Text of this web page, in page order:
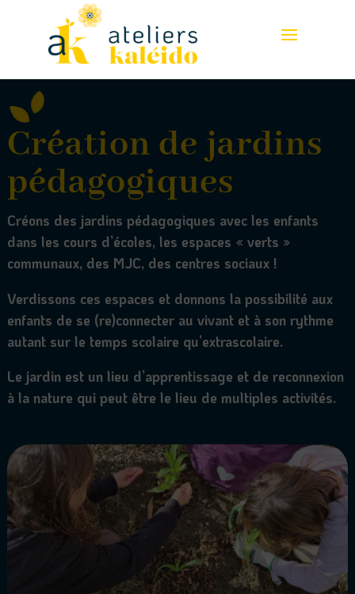
Création de jardins
pédagogiques
Créons des jardins pédagogiques avec les enfants
dans les cours d’écoles, les espaces « verts »
communaux, des MJC, des centres sociaux !
Verdissons ces espaces et donnons la possibilité aux
enfants de se (re)connecter au vivant et à son rythme
autant sur le temps scolaire qu’extrascolaire.
Le jardin est un lieu d’apprentissage et de reconnexion
à la nature qui peut être le lieu de multiples activités.